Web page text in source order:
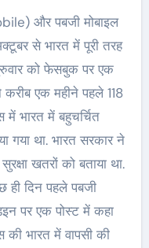
और पबजी मोबाइल
से भारत में पूरी तरह
को फेसबुक पर एक
एक महीने पहले 118
में भारत में बहुचर्चित
गया था. भारत सरकार ने
खतरों को बताया था.
दिन पहले पबजी
पर एक पोस्ट में कहा
भारत में वापसी की